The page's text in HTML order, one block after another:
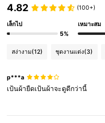
4.82 (100+)
เล็กไป
5%
เหมาะสม
สง่างาม(12) ชุดงานแต่ง(3)
p***a
เป้นผ้ายืดเป้นผ้าจะดูดีกว่านี้้